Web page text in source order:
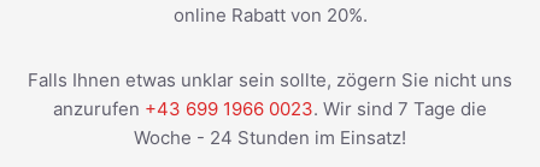
online Rabatt von 20%.
Falls Ihnen etwas unklar sein sollte, zögern Sie nicht uns
anzurufen +43 699 1966 0023. Wir sind 7 Tage die
Woche - 24 Stunden im Einsatz!